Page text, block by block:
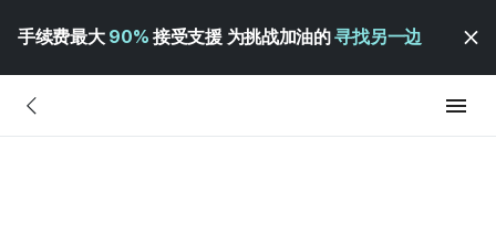
手续费最大 90% 接受支援 为挑战加油的寻找另一边